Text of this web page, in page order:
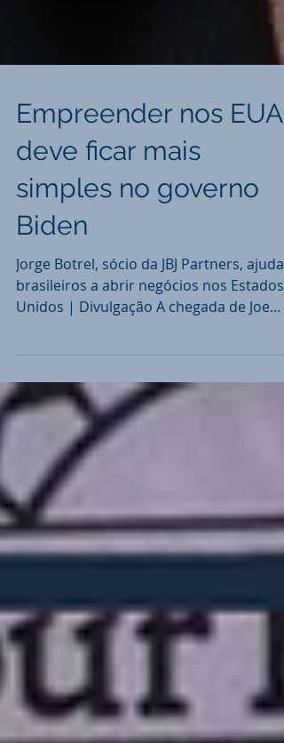
Empreender nos EUA
deve ficar mais
simples no governo
Biden
Jorge Botrel, sócio da JBJ Partners, ajuda
Unidos | Divulgação A chegada de Joe